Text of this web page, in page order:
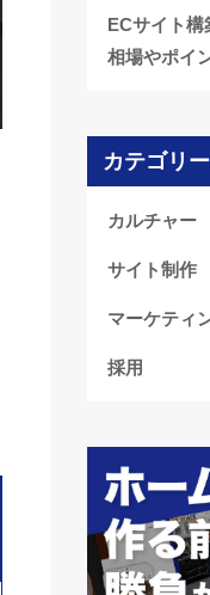
ECサイト
相場やポイ
カテゴリー
カルチャー
サイト制作
マーケティ
採用